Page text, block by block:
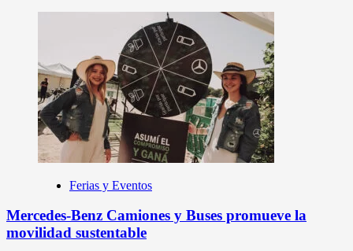
Ferias y Eventos
Mercedes-Benz Camiones y Buses promueve la
movilidad sustentable